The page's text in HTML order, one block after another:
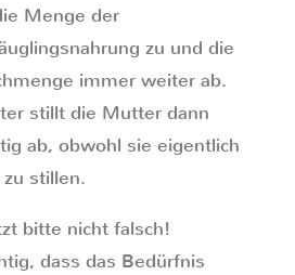
Menge der
zu und die
immer weiter ab.
stillt die Mutter dann
ab, obwohl sie eigentlich
stillen.
bitte nicht falsch!
dass das Bedürfnis